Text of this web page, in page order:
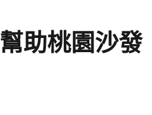
助桃園沙發